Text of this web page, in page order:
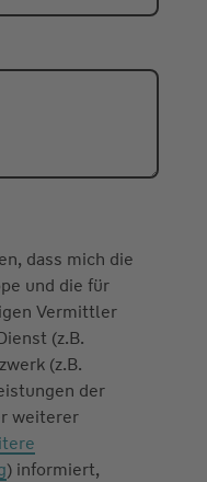
dass mich die
und die für
Vermittler
(z.B.
(z.B.
der
weiterer
) informiert,